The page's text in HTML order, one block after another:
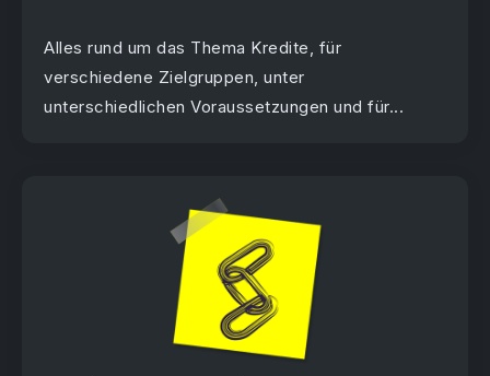
Alles rund um das Thema Kredite, für
verschiedene Zielgruppen, unter
unterschiedlichen Voraussetzungen und für...